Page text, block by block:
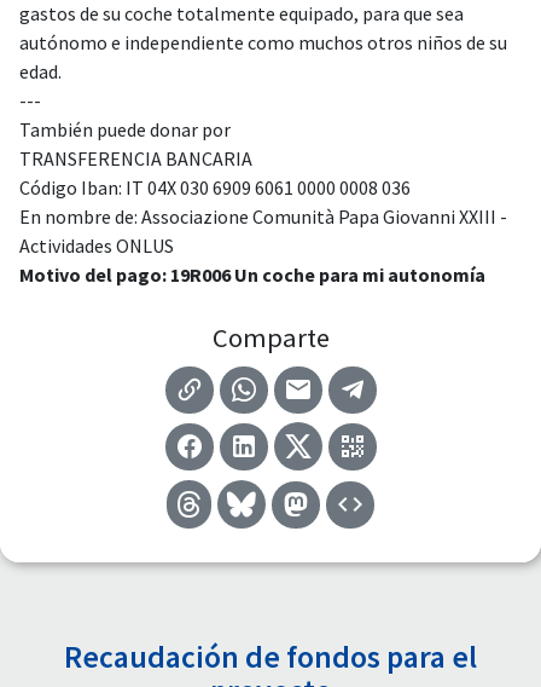
gastos de su coche totalmente equipado, para que sea
autónomo e independiente como muchos otros niños de su
edad.
---
También puede donar por
TRANSFERENCIA BANCARIA
Código Iban: IT 04X 030 6909 6061 0000 0008 036
En nombre de: Associazione Comunità Papa Giovanni XXIII -
Actividades ONLUS
Motivo del pago: 19R006 Un coche para mi autonomía
Comparte
Recaudación de fondos para el